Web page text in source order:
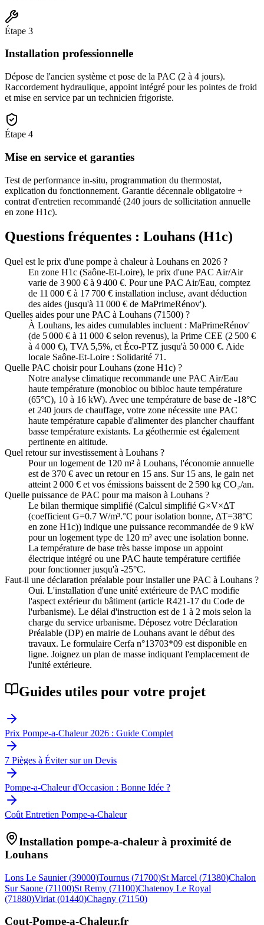
Étape 3
Installation professionnelle
Dépose de l'ancien système et pose de la PAC (2 à 4 jours).
Raccordement hydraulique, appoint intégré pour les pointes de froid
et mise en service par un technicien frigoriste.
Étape 4
Mise en service et garanties
Test de performance in-situ, programmation du thermostat,
explication du fonctionnement. Garantie décennale obligatoire +
contrat d'entretien recommandé (240 jours de sollicitation annuelle
en zone H1c).
Questions fréquentes : Louhans (H1c)
Quel est le prix d'une pompe à chaleur à Louhans en 2026 ?
En zone H1c (Saône-Et-Loire), le prix d'une PAC Air/Air
varie de 3 900 € à 9 400 €. Pour une PAC Air/Eau, comptez
de 11 000 € à 17 700 € installation incluse, avant déduction
des aides (jusqu'à 11 000 € de MaPrimeRénov').
Quelles aides pour une PAC à Louhans (71500) ?
À Louhans, les aides cumulables incluent : MaPrimeRénov'
(de 5 000 € à 11 000 € selon revenus), la Prime CEE (2 500 €
à 4 000 €), TVA 5,5%, et Éco-PTZ jusqu'à 50 000 €. Aide
locale Saône-Et-Loire : Solidarité 71.
Quelle PAC choisir pour Louhans (zone H1c) ?
Notre analyse climatique recommande une PAC Air/Eau
haute température (monobloc ou bibloc haute température
(65°C), 10 à 16 kW). Avec une température de base de -18°C
et 240 jours de chauffage, votre zone nécessite une PAC
haute température capable d'alimenter des plancher chauffant
basse température existants. La géothermie est également
pertinente en altitude.
Quel retour sur investissement à Louhans ?
Pour un logement de 120 m² à Louhans, l'économie annuelle
est de 370 € avec un retour en 15 ans. Sur 15 ans, le gain net
atteint 2 000 € et vos émissions baissent de 2 590 kg CO₂/an.
Quelle puissance de PAC pour ma maison à Louhans ?
Le bilan thermique simplifié (Calcul simplifié G×V×ΔT
(coefficient G=0.7 W/m³.°C pour isolation bonne, ΔT=38°C
en zone H1c)) indique une puissance recommandée de 9 kW
pour un logement type de 120 m² avec une isolation bonne.
La température de base très basse impose un appoint
électrique intégré ou une PAC haute température certifiée
pour fonctionner jusqu'à -25°C.
Faut-il une déclaration préalable pour installer une PAC à Louhans ?
Oui. L'installation d'une unité extérieure de PAC modifie
l'aspect extérieur du bâtiment (article R421-17 du Code de
l'urbanisme). Le délai d'instruction est de 1 à 2 mois selon la
charge du service urbanisme. Déposez votre Déclaration
Préalable (DP) en mairie de Louhans avant le début des
travaux. Le formulaire Cerfa n°13703*09 est disponible en
ligne. Joignez un plan de masse indiquant l'emplacement de
l'unité extérieure.
Guides utiles pour votre projet
Prix Pompe-a-Chaleur 2026 : Guide Complet
7 Pièges à Éviter sur un Devis
Pompe-a-Chaleur d'Occasion : Bonne Idée ?
Coût Entretien Pompe-a-Chaleur
Installation pompe-a-chaleur à proximité de
Louhans
Lons Le Saunier (39000)Tournus (71700)St Marcel (71380)Chalon
Sur Saone (71100)St Remy (71100)Chatenoy Le Royal
(71880)Viriat (01440)Chagny (71150)
Cout-Pompe-a-Chaleur.fr